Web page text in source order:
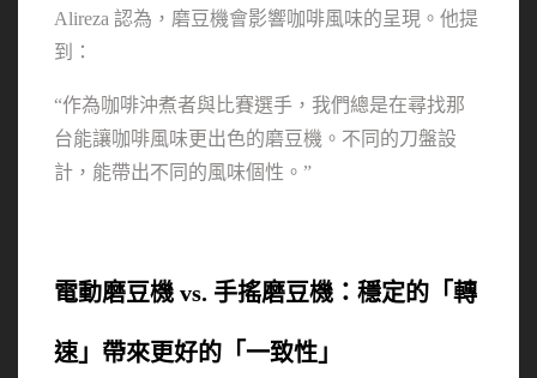
Alireza 認為，磨豆機會影響咖啡風味的呈現。他提
到：
“作為咖啡沖煮者與比賽選手，我們總是在尋找那
台能讓咖啡風味更出色的磨豆機。不同的刀盤設
計，能帶出不同的風味個性。”
電動磨豆機 vs. 手搖磨豆機：穩定的「轉
速」帶來更好的「一致性」